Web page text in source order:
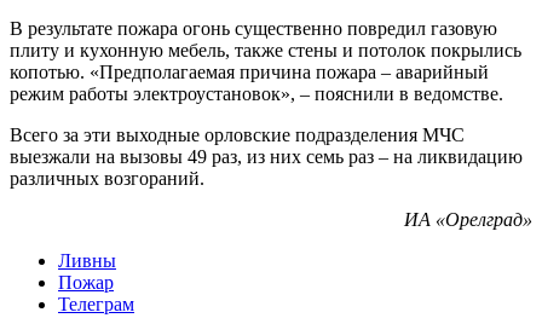
В результате пожара огонь существенно повредил газовую
плиту и кухонную мебель, также стены и потолок покрылись
копотью. «Предполагаемая причина пожара – аварийный
режим работы электроустановок», – пояснили в ведомстве.
Всего за эти выходные орловские подразделения МЧС
выезжали на вызовы 49 раз, из них семь раз – на ликвидацию
различных возгораний.
ИА «Орелград»
Ливны
Пожар
Телеграм